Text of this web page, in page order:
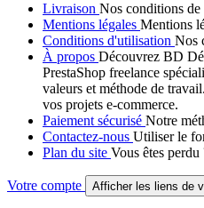
Livraison Nos conditions
Mentions légales Mentions
Conditions d'utilisation Nos
À propos Découvrez BD
PrestaShop freelance
valeurs et méthode de
vos projets e-commerce.
Paiement sécurisé Notre
Contactez-nous Utiliser le
Plan du site Vous êtes
Votre compte Afficher les liens de